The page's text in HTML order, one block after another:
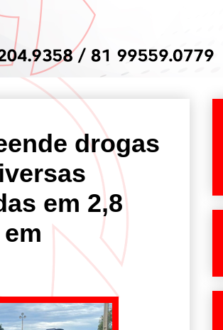
drogas
em 2,8